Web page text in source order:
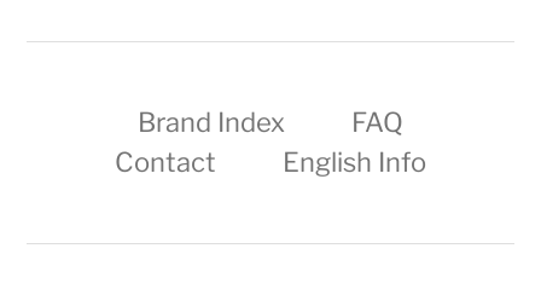
Brand Index
FAQ
Contact
English Info